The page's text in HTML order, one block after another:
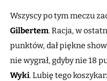
Wszyscy po tym meczu
Gilbertem. Racja, w
punktów, dał piękne
nie wygrał, gdyby nie 18
Wyki. Lubię tego